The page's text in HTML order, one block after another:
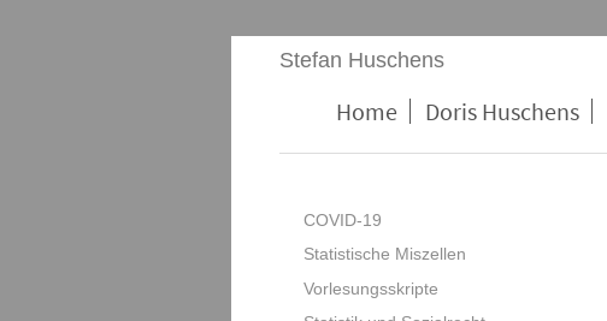
Stefan Huschens
Home Doris Huschens
COVID-19
Statistische Miszellen
Vorlesungsskripte